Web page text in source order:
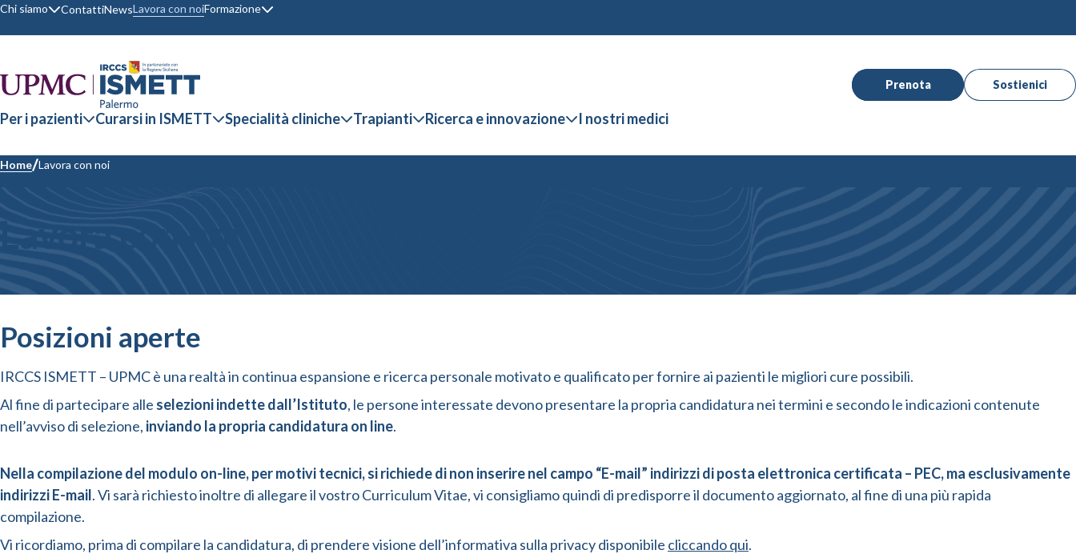
Chi siamo ContattiNewsLavora con noiFormazione
Prenota Sostienici
Per i pazienti Curarsi in ISMETT Specialità cliniche Trapianti Ricerca e innovazione I nostri medici
Home Lavora con noi
Posizioni aperte
IRCCS ISMETT – UPMC è una realtà in continua espansione e ricerca personale motivato e qualificato per fornire ai pazienti le migliori cure possibili.
Al fine di partecipare alle selezioni indette dall’Istituto, le persone interessate devono presentare la propria candidatura nei termini e secondo le indicazioni contenute
nell’avviso di selezione, inviando la propria candidatura on line.
Nella compilazione del modulo on-line, per motivi tecnici, si richiede di non inserire nel campo “E-mail” indirizzi di posta elettronica certificata – PEC, ma esclusivamente
indirizzi E-mail. Vi sarà richiesto inoltre di allegare il vostro Curriculum Vitae, vi consigliamo quindi di predisporre il documento aggiornato, al fine di una più rapida
compilazione.
Vi ricordiamo, prima di compilare la candidatura, di prendere visione dell’informativa sulla privacy disponibile cliccando qui.